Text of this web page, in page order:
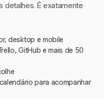
detalhes. É exatamente
desktop e mobile
GitHub e mais de 50
para acompanhar